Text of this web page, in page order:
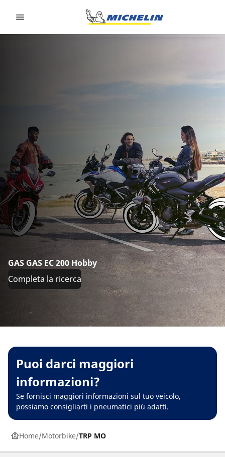
GAS GAS EC 200 Hobby
Completa la ricerca
Puoi darci maggiori
informazioni?
Se fornisci maggiori informazioni sul tuo veicolo,
possiamo consigliarti i pneumatici più adatti.
Home Motorbike TRP MO